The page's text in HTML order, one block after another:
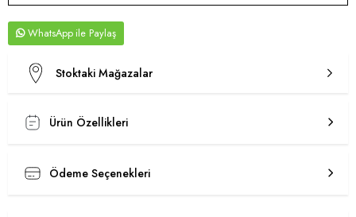
WhatsApp
Stoktaki Mağazalar
Ürün Özellikleri
Ödeme Seçenekleri